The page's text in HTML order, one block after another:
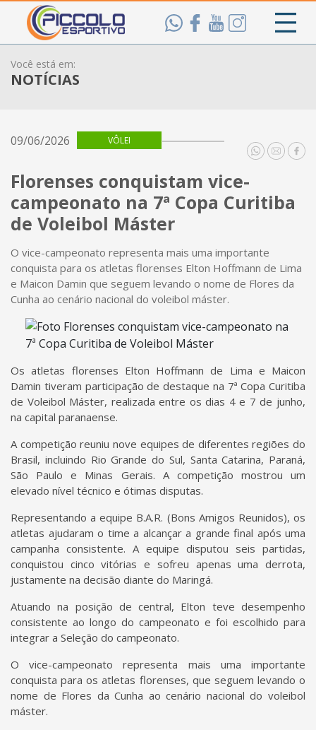
Você está em:
NOTÍCIAS
09/06/2026 VÔLEI
Florenses conquistam vice-
campeonato na 7ª Copa Curitiba
de Voleibol Máster
O vice-campeonato representa mais uma importante
conquista para os atletas florenses Elton Hoffmann de Lima
e Maicon Damin que seguem levando o nome de Flores da
Cunha ao cenário nacional do voleibol máster.
Os atletas florenses Elton Hoffmann de Lima e Maicon
Damin tiveram participação de destaque na 7ª Copa Curitiba
de Voleibol Máster, realizada entre os dias 4 e 7 de junho,
na capital paranaense.
A competição reuniu nove equipes de diferentes regiões do
Brasil, incluindo Rio Grande do Sul, Santa Catarina, Paraná,
São Paulo e Minas Gerais. A competição mostrou um
elevado nível técnico e ótimas disputas.
Representando a equipe B.A.R. (Bons Amigos Reunidos), os
atletas ajudaram o time a alcançar a grande final após uma
campanha consistente. A equipe disputou seis partidas,
conquistou cinco vitórias e sofreu apenas uma derrota,
justamente na decisão diante do Maringá.
Atuando na posição de central, Elton teve desempenho
consistente ao longo do campeonato e foi escolhido para
integrar a Seleção do campeonato.
O vice-campeonato representa mais uma importante
conquista para os atletas florenses, que seguem levando o
nome de Flores da Cunha ao cenário nacional do voleibol
máster.